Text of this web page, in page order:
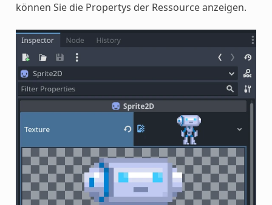
können Sie die Propertys der Ressource anzeigen.